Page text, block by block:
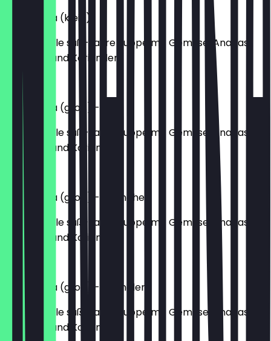
Canh Chua (klein)
Traditionelle süß-saure Suppe mit Gemüse, Ananas,
Tomaten und Koriander.
€5.20
Canh Chua (groß) - Tofu
Traditionelle süß-saure Suppe mit Gemüse, Ananas,
Tomaten und Koriander.
€10.90
Canh Chua (groß) - Hühnchen
Traditionelle süß-saure Suppe mit Gemüse, Ananas,
Tomaten und Koriander.
€12.90
Canh Chua (groß) - Garnelen
Traditionelle süß-saure Suppe mit Gemüse, Ananas,
Tomaten und Koriander.